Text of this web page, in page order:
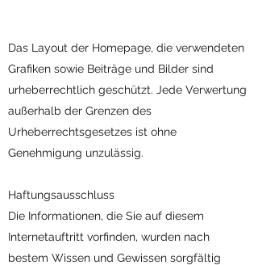
Das Layout der Homepage, die verwendeten
Grafiken sowie Beiträge und Bilder sind
urheberrechtlich geschützt. Jede Verwertung
außerhalb der Grenzen des
Urheberrechtsgesetzes ist ohne
Genehmigung unzulässig.
Haftungsausschluss
Die Informationen, die Sie auf diesem
Internetauftritt vorfinden, wurden nach
bestem Wissen und Gewissen sorgfältig